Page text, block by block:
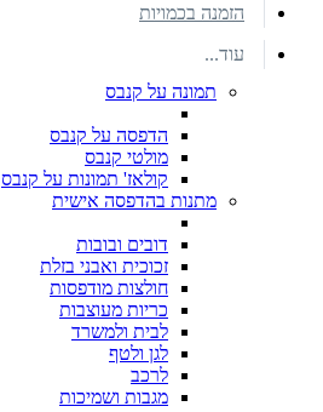
הזמנה בכמויות
עוד...
תמונה על קנבס
הדפסה על קנבס
מולטי קנבס
קולאז' תמונות על קנבס
מתנות בהדפסה אישית
דובים ובובות
זכוכית ואבני בזלת
חולצות מודפסות
כריות מעוצבות
לבית ולמשרד
לגן ולטף
לרכב
מגבות ושמיכות